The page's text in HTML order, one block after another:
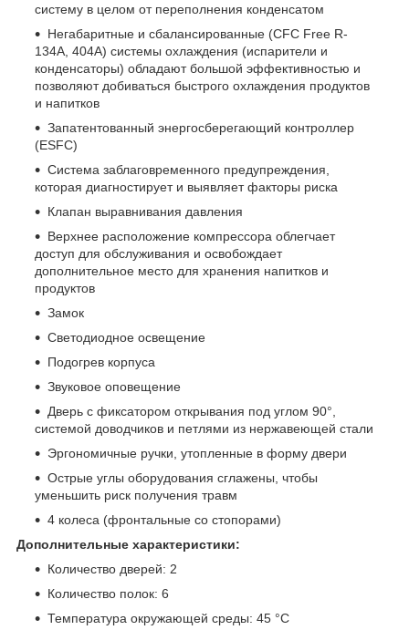
систему в целом от переполнения конденсатом
Негабаритные и сбалансированные (CFC Free R-
134A, 404A) системы охлаждения (испарители и
конденсаторы) обладают большой эффективностью и
позволяют добиваться быстрого охлаждения продуктов
и напитков
Запатентованный энергосберегающий контроллер
(ESFC)
Система заблаговременного предупреждения,
которая диагностирует и выявляет факторы риска
Клапан выравнивания давления
Верхнее расположение компрессора облегчает
доступ для обслуживания и освобождает
дополнительное место для хранения напитков и
продуктов
Замок
Светодиодное освещение
Подогрев корпуса
Звуковое оповещение
Дверь с фиксатором открывания под углом 90°,
системой доводчиков и петлями из нержавеющей стали
Эргономичные ручки, утопленные в форму двери
Острые углы оборудования сглажены, чтобы
уменьшить риск получения травм
4 колеса (фронтальные со стопорами)
Дополнительные характеристики:
Количество дверей: 2
Количество полок: 6
Температура окружающей среды: 45 °C